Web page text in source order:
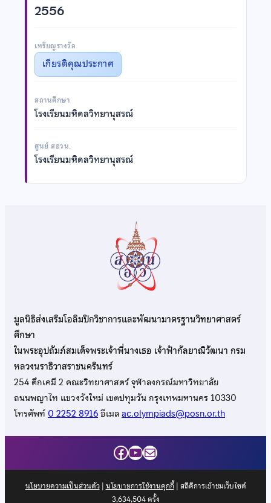
2556
เหรียญรางวัล
เกียรติคุณประกาศ
สถานศึกษา
โรงเรียนมหิดลวิทยานุสรณ์
ศูนย์ สอวน.
โรงเรียนมหิดลวิทยานุสรณ์
มูลนิธิส่งเสริมโอลิมปิกวิชาการและพัฒนามาตรฐานวิทยาศาสตร์
ศึกษา
ในพระอุปถัมภ์สมเด็จพระเจ้าพี่นางเธอ เจ้าฟ้ากัลยาณิวัฒนา กรม
หลวงนราธิวาสราชนครินทร์
254 ตึกเคมี 2 คณะวิทยาศาสตร์ จุฬาลงกรณ์มหาวิทยาลัย
ถนนพญาไท แขวงวังใหม่ เขตปทุมวัน กรุงเทพมหานคร 10330
โทรศัพท์0 2252 8916อีเมลac.olympiads@posn.or.th
Facebook
YouTube
Mail
นโยบายความเป็นส่วนตัว| นโยบายการใช้งานคุกกี้| สถิติการเข้าชมเว็บไซต์
3,634,504ครั้ง